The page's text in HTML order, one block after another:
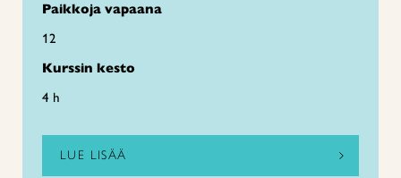
Paikkoja vapaana
12
Kurssin kesto
4 h
LUE LISÄÄ